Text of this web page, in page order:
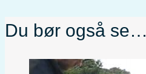
Du bør også se…